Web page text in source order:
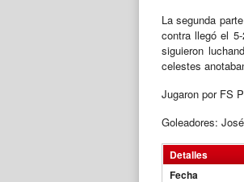
La segunda
contra llegó el
siguieron
celestes
Jugaron por FS
Goleadores:
Detalles
Fecha